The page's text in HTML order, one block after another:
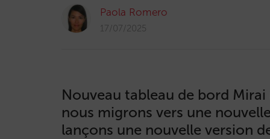
Paola Romero
17/07/2025
Nouveau tableau de bord Mirai
nous migrons vers une
lançons une nouvelle version